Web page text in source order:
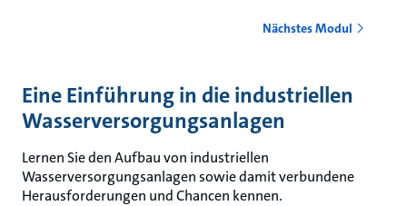
Nächstes Modul
Eine Einführung in die industriellen
Wasserversorgungsanlagen
Lernen Sie den Aufbau von industriellen
Wasserversorgungsanlagen sowie damit verbundene
Herausforderungen und Chancen kennen.